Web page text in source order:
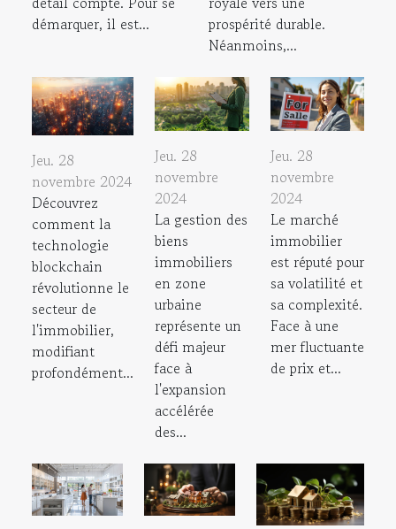
démarquer, il est...
prospérité durable.
Néanmoins,...
Jeu. 28
novembre 2024
Découvrez
comment la
technologie
blockchain
révolutionne le
secteur de
l'immobilier,
modifiant
profondément...
Jeu. 28
novembre
2024
La gestion des
biens
immobiliers
en zone
urbaine
représente un
défi majeur
face à
l'expansion
accélérée
des...
Jeu. 28
novembre
2024
Le marché
immobilier
est réputé pour
sa volatilité et
sa complexité.
Face à une
mer fluctuante
de prix et...